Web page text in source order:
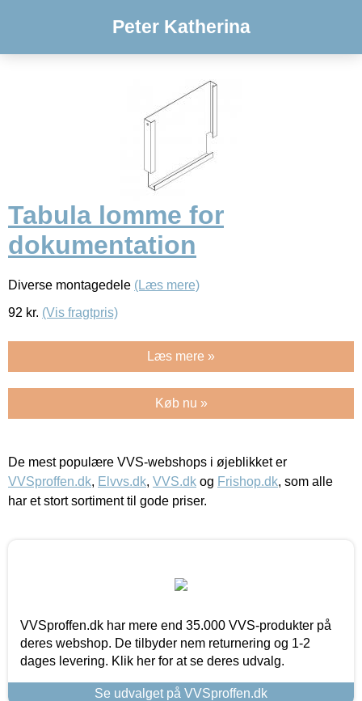
Peter Katherina
Tabula lomme for
dokumentation
Diverse montagedele (Læs mere)
92 kr. (Vis fragtpris)
Læs mere »
Køb nu »
De mest populære VVS-webshops i øjeblikket er
VVSproffen.dk, Elvvs.dk, VVS.dk og Frishop.dk, som alle
har et stort sortiment til gode priser.
VVSproffen.dk har mere end 35.000 VVS-produkter på
deres webshop. De tilbyder nem returnering og 1-2
dages levering. Klik her for at se deres udvalg.
Se udvalget på VVSproffen.dk